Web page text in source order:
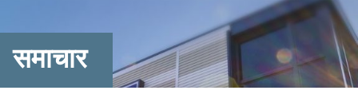
समाचार